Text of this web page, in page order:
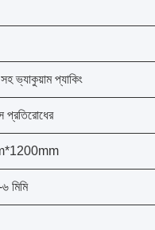
সহ ভ্যাকুয়াম প্যাকিং
প্রতিরোধের
মিমি